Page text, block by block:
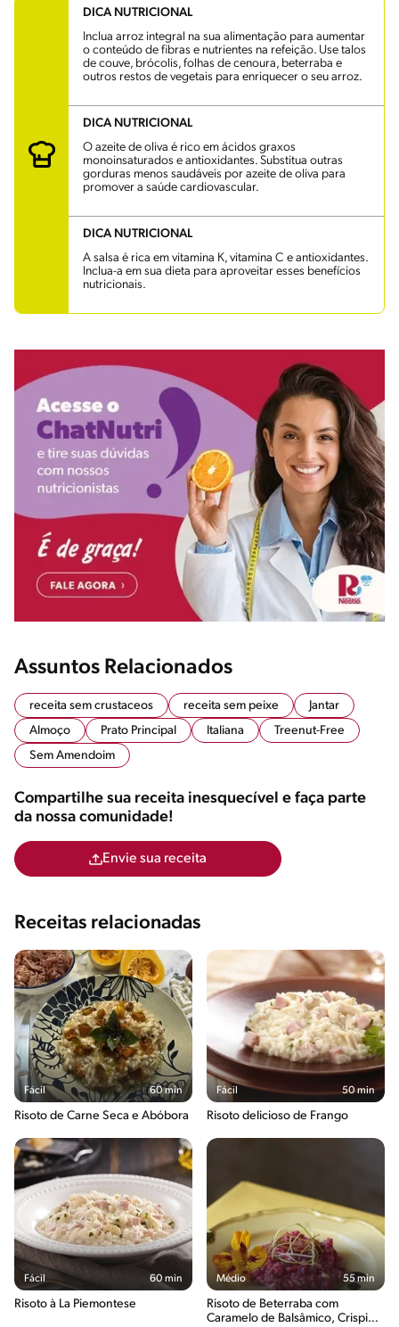
DICA NUTRICIONAL
Inclua arroz integral na sua alimentação para aumentar
o conteúdo de fibras e nutrientes na refeição. Use talos
de couve, brócolis, folhas de cenoura, beterraba e
outros restos de vegetais para enriquecer o seu arroz.
DICA NUTRICIONAL
O azeite de oliva é rico em ácidos graxos
monoinsaturados e antioxidantes. Substitua outras
gorduras menos saudáveis por azeite de oliva para
promover a saúde cardiovascular.
DICA NUTRICIONAL
A salsa é rica em vitamina K, vitamina C e antioxidantes.
Inclua-a em sua dieta para aproveitar esses benefícios
nutricionais.
Assuntos Relacionados
receita sem crustaceos receita sem peixe
Jantar
Almoço
Prato Principal Italiana
Treenut-Free
Sem Amendoim
Compartilhe sua receita inesquecível e faça parte
da nossa comunidade!
Envie sua receita
Receitas relacionadas
Fácil 60 min
Risoto de Carne Seca e Abóbora
Fácil 50 min
Risoto delicioso de Frango
Fácil 60 min
Risoto à La Piemontese
Médio 55 min
Risoto de Beterraba com
Caramelo de Balsâmico, Crispie